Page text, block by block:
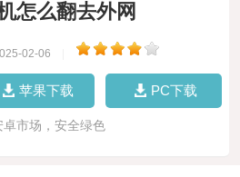
怎么翻去外网
02-06
苹果下载 PC下载
卓市场，安全绿色